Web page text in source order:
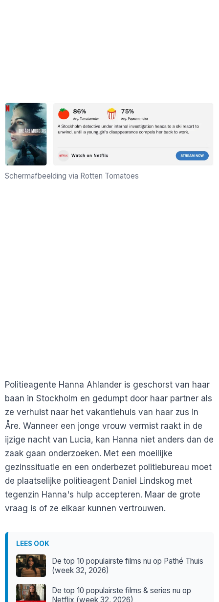
Schermafbeelding via Rotten Tomatoes
Politieagente Hanna Ahlander is geschorst van haar
baan in Stockholm en gedumpt door haar partner als
ze verhuist naar het vakantiehuis van haar zus in
Åre. Wanneer een jonge vrouw vermist raakt in de
ijzige nacht van Lucia, kan Hanna niet anders dan de
zaak gaan onderzoeken. Met een moeilijke
gezinssituatie en een onderbezet politiebureau moet
de plaatselijke politieagent Daniel Lindskog met
tegenzin Hanna's hulp accepteren. Maar de grote
vraag is of ze elkaar kunnen vertrouwen.
LEES OOK
De top 10 populairste films nu op Pathé Thuis
(week 32, 2026)
De top 10 populairste films & series nu op
Netflix (week 32, 2026)